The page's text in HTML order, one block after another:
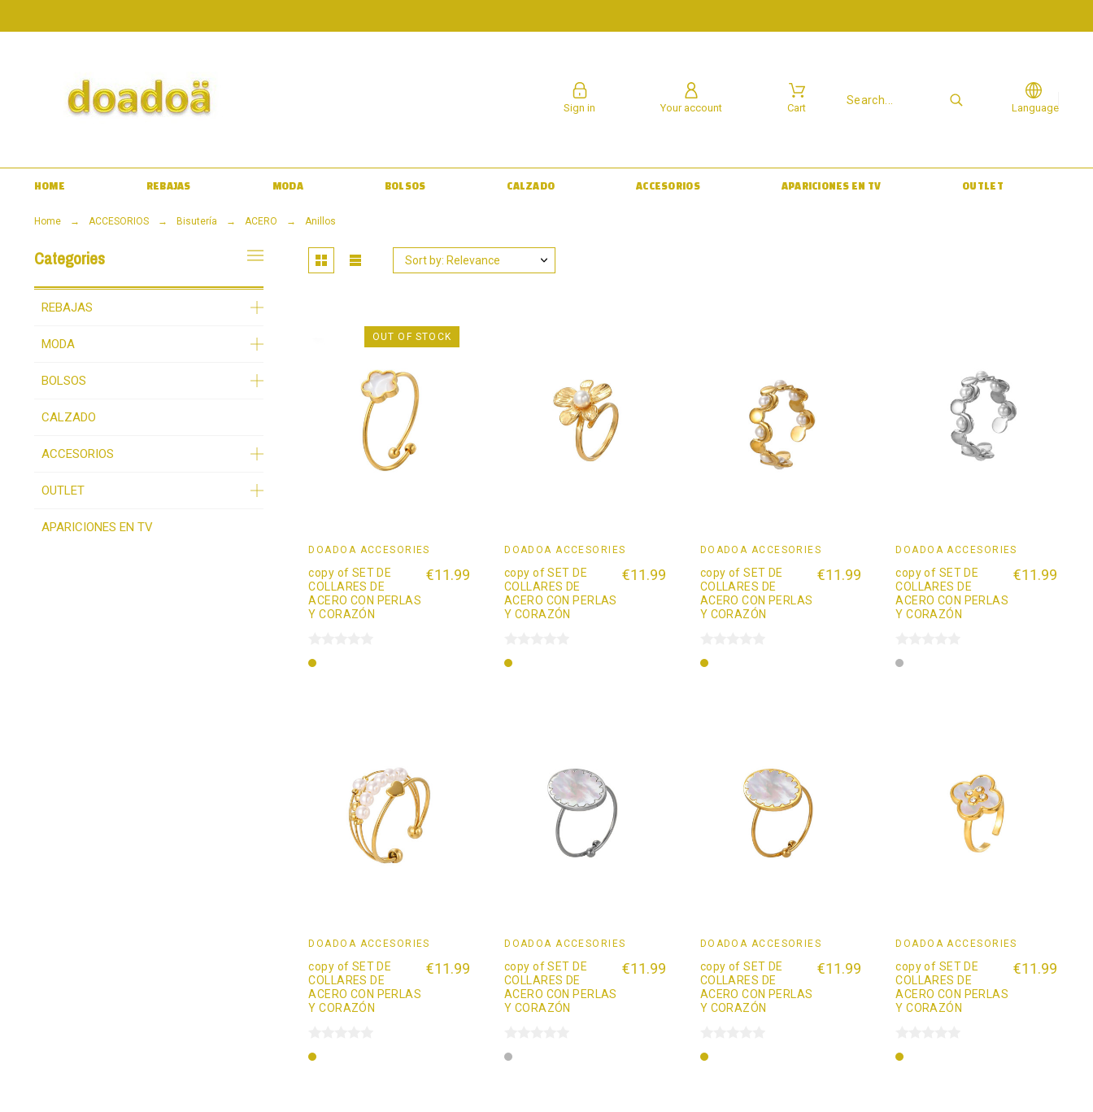
Sign in Your account Cart Language
HOME REBAJAS MODA BOLSOS CALZADO ACCESORIOS APARICIONES EN TV OUTLET
Home ACCESORIOS Bisutería ACERO Anillos
Categories
REBAJAS
MODA
BOLSOS
CALZADO
ACCESORIOS
OUTLET
APARICIONES EN TV
Sort by: Relevance
DOADOÄ ACCESORIES
copy of SET DE
COLLARES DE
ACERO CON PERLAS
Y CORAZÓN
€11.99
OUT OF STOCK
Oro
DOADOÄ ACCESORIES
copy of SET DE
COLLARES DE
ACERO CON PERLAS
Y CORAZÓN
€11.99
Oro
DOADOÄ ACCESORIES
copy of SET DE
COLLARES DE
ACERO CON PERLAS
Y CORAZÓN
€11.99
Oro
DOADOÄ ACCESORIES
copy of SET DE
COLLARES DE
ACERO CON PERLAS
Y CORAZÓN
€11.99
Plata
DOADOÄ ACCESORIES
copy of SET DE
COLLARES DE
ACERO CON PERLAS
Y CORAZÓN
€11.99
Oro
DOADOÄ ACCESORIES
copy of SET DE
COLLARES DE
ACERO CON PERLAS
Y CORAZÓN
€11.99
Plata
DOADOÄ ACCESORIES
copy of SET DE
COLLARES DE
ACERO CON PERLAS
Y CORAZÓN
€11.99
Oro
DOADOÄ ACCESORIES
copy of SET DE
COLLARES DE
ACERO CON PERLAS
Y CORAZÓN
€11.99
Oro